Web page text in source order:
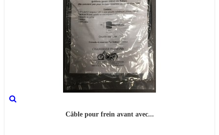
Câble pour frein avant avec...